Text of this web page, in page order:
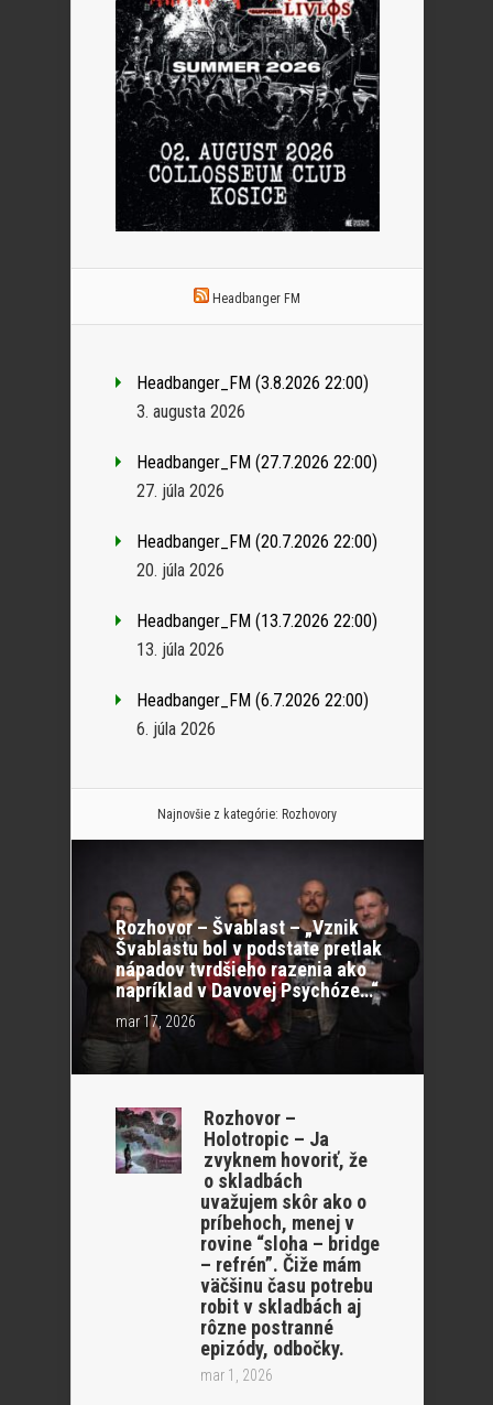
Headbanger FM
Headbanger_FM (3.8.2026 22:00)
3. augusta 2026
Headbanger_FM (27.7.2026 22:00)
27. júla 2026
Headbanger_FM (20.7.2026 22:00)
20. júla 2026
Headbanger_FM (13.7.2026 22:00)
13. júla 2026
Headbanger_FM (6.7.2026 22:00)
6. júla 2026
Najnovšie z kategórie: Rozhovory
Rozhovor – Švablast – „Vznik
Švablastu bol v podstate pretlak
nápadov tvrdšieho razenia ako
napríklad v Davovej Psychóze…“
mar 17, 2026
Rozhovor –
Holotropic – Ja
zvyknem hovoriť, že
o skladbách
uvažujem skôr ako o
príbehoch, menej v
rovine “sloha – bridge
– refrén”. Čiže mám
väčšinu času potrebu
robit v skladbách aj
rôzne postranné
epizódy, odbočky.
mar 1, 2026